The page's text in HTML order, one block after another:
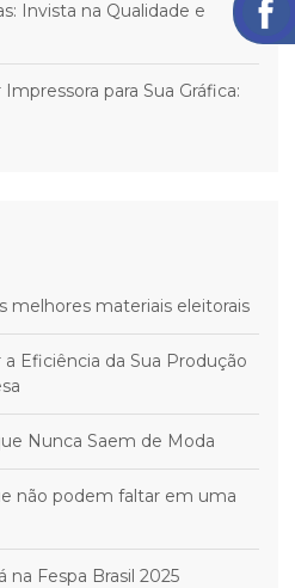
Invista na Qualidade e
para Sua Gráfica:
melhores materiais eleitorais
a Eficiência da Sua Produção
Nunca Saem de Moda
não podem faltar em uma
Fespa Brasil 2025